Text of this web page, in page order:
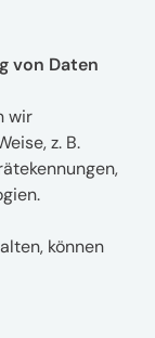
von Daten
wir
z. B.
können